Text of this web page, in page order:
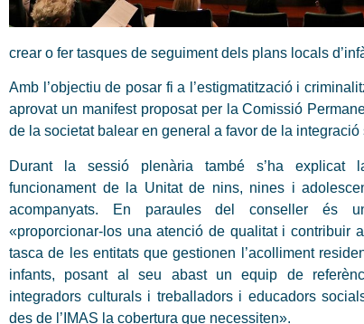
crear o fer tasques de seguiment dels plans locals
Amb l’objectiu de posar fi a l’estigmatització i
aprovat un manifest proposat per la Comissió
de la societat balear en general a favor de la
Durant la sessió plenària també s’ha explicat
funcionament de la Unitat de nins, nines i
acompanyats. En paraules del conseller és
«proporcionar-los una atenció de qualitat i contribuir
tasca de les entitats que gestionen l’acolliment
infants, posant al seu abast un equip de
integradors culturals i treballadors i educadors
des de l’IMAS la cobertura que necessiten».